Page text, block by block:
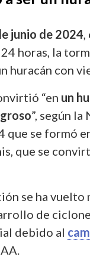
junio de 2024
24 horas, la
huracán con
“en un
”, según
que se formó
que se
se ha vuelto
de
debido al